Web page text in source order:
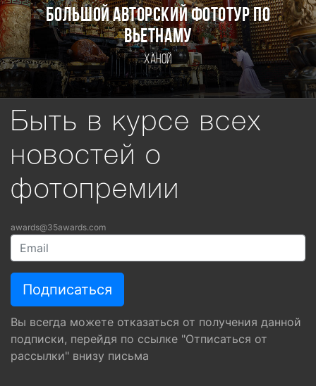
Большой авторский фототур по
Вьетнаму
Ханой
Быть в курсе всех
новостей о
фотопремии
awards@35awards.com
Вы всегда можете отказаться от получения данной
подписки, перейдя по ссылке "Отписаться от
рассылки" внизу письма